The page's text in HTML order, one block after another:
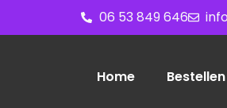
06 53 849 646
Home Bestellen